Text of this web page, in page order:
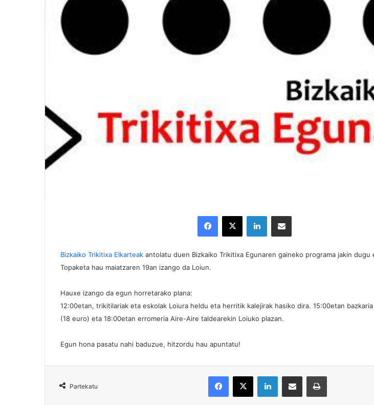
Bizkaiko Trikitixa Elkarteak antolatu duen Bizkaiko Trikitixa Egunaren gaineko programa jakin dugu
Topaketa hau maiatzaren 19an izango da Loiun.
Hauxe izango da egun horretarako plana:
12:00etan, trikitilariak eta eskolak Loiura heldu eta herritik kalejirak hasiko dira. 15:00etan
(18 euro) eta 18:00etan erromeria Aire-Aire taldearekin Loiuko plazan.
Egun hona pasatu nahi baduzue, hitzordu hau apuntatu!
Partekatu